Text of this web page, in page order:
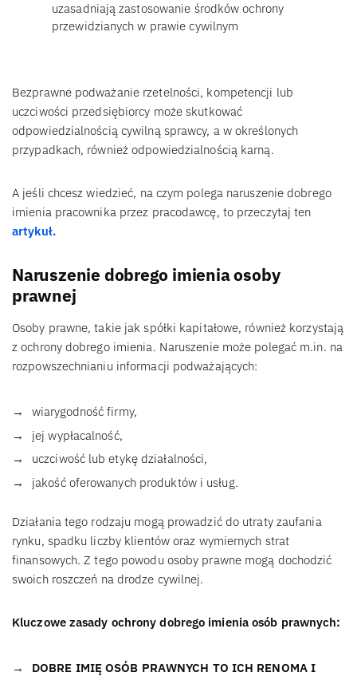
uzasadniają zastosowanie środków ochrony
przewidzianych w prawie cywilnym
Bezprawne podważanie rzetelności, kompetencji lub
uczciwości przedsiębiorcy może skutkować
odpowiedzialnością cywilną sprawcy, a w określonych
przypadkach, również odpowiedzialnością karną.
A jeśli chcesz wiedzieć, na czym polega naruszenie dobrego
imienia pracownika przez pracodawcę, to przeczytaj ten
artykuł.
Naruszenie dobrego imienia osoby
prawnej
Osoby prawne, takie jak spółki kapitałowe, również korzystają
z ochrony dobrego imienia. Naruszenie może polegać m.in. na
rozpowszechnianiu informacji podważających:
wiarygodność firmy,
jej wypłacalność,
uczciwość lub etykę działalności,
jakość oferowanych produktów i usług.
Działania tego rodzaju mogą prowadzić do utraty zaufania
rynku, spadku liczby klientów oraz wymiernych strat
finansowych. Z tego powodu osoby prawne mogą dochodzić
swoich roszczeń na drodze cywilnej.
Kluczowe zasady ochrony dobrego imienia osób prawnych:
DOBRE IMIĘ OSÓB PRAWNYCH TO ICH RENOMA I